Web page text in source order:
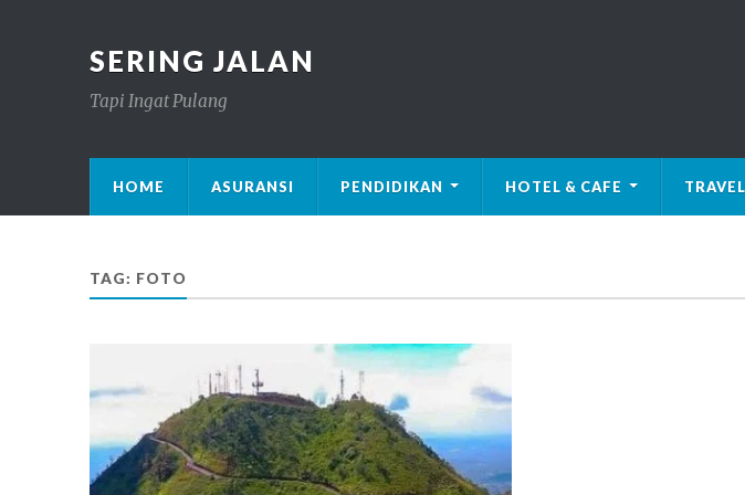
SERING JALAN
Tapi Ingat Pulang
HOME ASURANSI PENDIDIKAN HOTEL & CAFE
TAG: FOTO